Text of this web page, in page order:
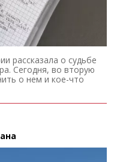
рассказала о судьбе
Сегодня, во вторую
о нем и кое-что